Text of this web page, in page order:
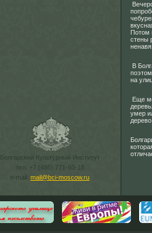
Болгарский Культурный Институт
тел. +7 (495) 771-60-18
e-mail: mail@bci-moscow.ru
Потом
стены
В
на
Еще
умер